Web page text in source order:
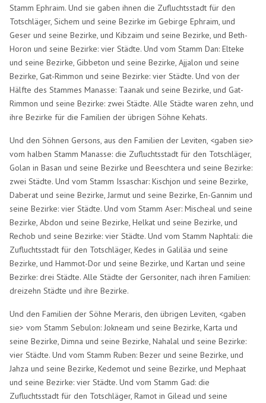
Stamm Ephraim. Und sie gaben ihnen die Zufluchtsstadt für den
Totschläger, Sichem und seine Bezirke im Gebirge Ephraim, und
Geser und seine Bezirke, und Kibzaim und seine Bezirke, und Beth-
Horon und seine Bezirke: vier Städte. Und vom Stamm Dan: Elteke
und seine Bezirke, Gibbeton und seine Bezirke, Ajjalon und seine
Bezirke, Gat-Rimmon und seine Bezirke: vier Städte. Und von der
Hälfte des Stammes Manasse: Taanak und seine Bezirke, und Gat-
Rimmon und seine Bezirke: zwei Städte. Alle Städte waren zehn, und
ihre Bezirke für die Familien der übrigen Söhne Kehats.
Und den Söhnen Gersons, aus den Familien der Leviten, <gaben sie>
vom halben Stamm Manasse: die Zufluchtsstadt für den Totschläger,
Golan in Basan und seine Bezirke und Beeschtera und seine Bezirke:
zwei Städte. Und vom Stamm Issaschar: Kischjon und seine Bezirke,
Daberat und seine Bezirke, Jarmut und seine Bezirke, En-Gannim und
seine Bezirke: vier Städte. Und vom Stamm Aser: Mischeal und seine
Bezirke, Abdon und seine Bezirke, Helkat und seine Bezirke, und
Rechob und seine Bezirke: vier Städte. Und vom Stamm Naphtali: die
Zufluchtsstadt für den Totschläger, Kedes in Galiläa und seine
Bezirke, und Hammot-Dor und seine Bezirke, und Kartan und seine
Bezirke: drei Städte. Alle Städte der Gersoniter, nach ihren Familien:
dreizehn Städte und ihre Bezirke.
Und den Familien der Söhne Meraris, den übrigen Leviten, <gaben
sie> vom Stamm Sebulon: Jokneam und seine Bezirke, Karta und
seine Bezirke, Dimna und seine Bezirke, Nahalal und seine Bezirke:
vier Städte. Und vom Stamm Ruben: Bezer und seine Bezirke, und
Jahza und seine Bezirke, Kedemot und seine Bezirke, und Mephaat
und seine Bezirke: vier Städte. Und vom Stamm Gad: die
Zufluchtsstadt für den Totschläger, Ramot in Gilead und seine